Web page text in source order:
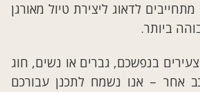
לדאוג ליצירת טיול מאורגן
ביותר.
בנפשכם, גברים או נשים, חוג
אחר – אנו נשמח לתכנן עבורכם